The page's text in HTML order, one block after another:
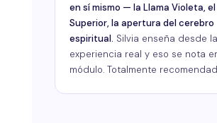
en sí mismo — la Llama Violeta, el
Superior, la apertura del cerebro
espiritual. Silvia enseña desde la
experiencia real y eso se nota
módulo. Totalmente